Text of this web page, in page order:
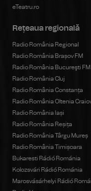
eTeatru.ro
Rețeaua regională
Radio România Regional
Radio România Brașov FM
Radio România Bucureşti FM
Radio România Cluj
Radio România Constanța
Radio România Oltenia
Radio România Iași
Radio România Reșița
Radio România Târgu Mureș
Radio România Timișoara
Bukaresti Rádió Románia
Kolozsvári Rádió Románia
Marosvásárhelyi Rádió